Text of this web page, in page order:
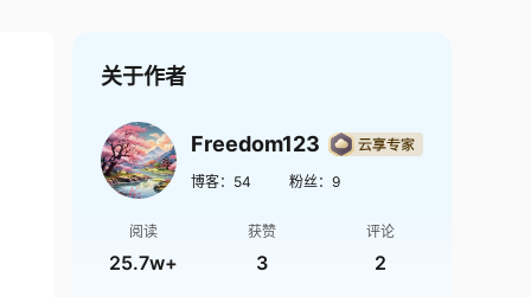
关于作者
Freedom123
博客： 54 粉丝： 9
阅读
25.7w+
获赞
3
评论
2